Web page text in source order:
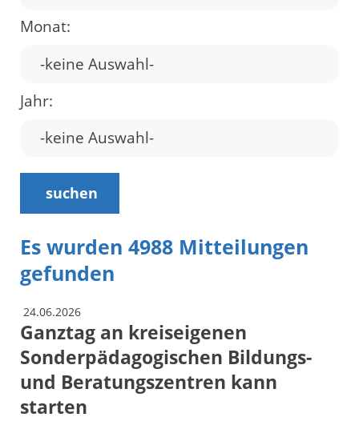
Monat:
Jahr:
suchen
Es wurden 4988 Mitteilungen
gefunden
24.06.2026
Ganztag an kreiseigenen
Sonderpädagogischen Bildungs-
und Beratungszentren kann
starten